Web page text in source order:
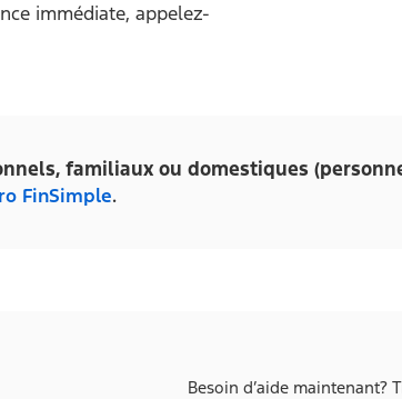
immédiate, appelez-
familiaux ou domestiques
FinSimple.
Besoin d’aide maintenant?